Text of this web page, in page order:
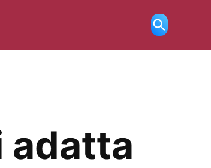
Ricerca
aperta
adatta